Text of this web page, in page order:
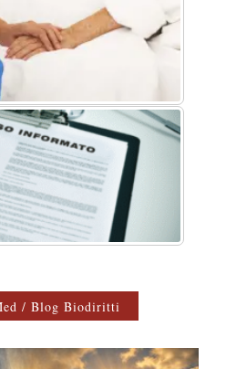
/ Blog Biodiritti